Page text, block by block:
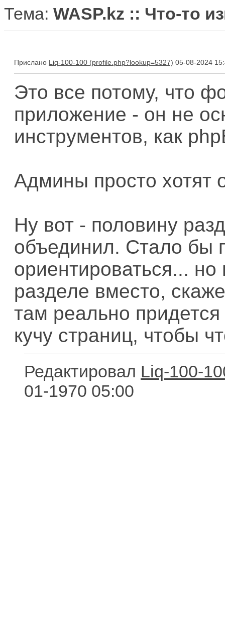
Тема: WASP.kz :: Что-то
Прислано Liq-100-100 05-08-2024
Это все потому, что
приложение - он не
инструментов, как
Админы просто хотят
Ну вот - половину
объединил. Стало бы
ориентироваться...
разделе вместо,
там реально
кучу страниц, чтобы
Редактировал Liq-100-
01-1970 05:00